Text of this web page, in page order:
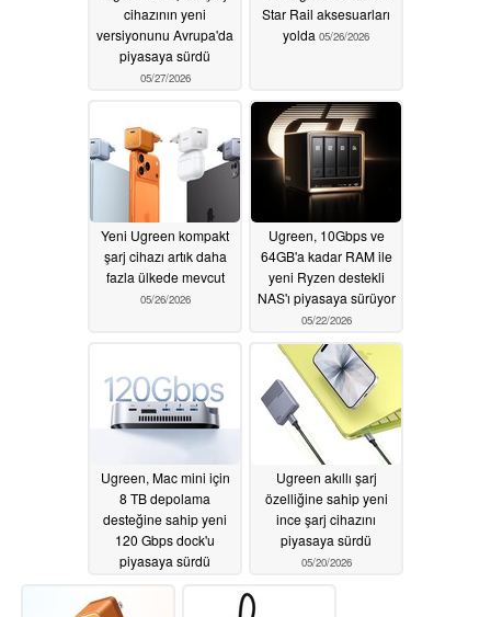
cihazının yeni
versiyonunu Avrupa'da
piyasaya sürdü
05/27/2026
Star Rail aksesuarları
yolda 05/26/2026
Yeni Ugreen kompakt
şarj cihazı artık daha
fazla ülkede mevcut
05/26/2026
Ugreen, 10Gbps ve
64GB'a kadar RAM ile
yeni Ryzen destekli
NAS'ı piyasaya sürüyor
05/22/2026
Ugreen, Mac mini için
8 TB depolama
desteğine sahip yeni
120 Gbps dock'u
piyasaya sürdü
Ugreen akıllı şarj
özelliğine sahip yeni
ince şarj cihazını
piyasaya sürdü
05/20/2026